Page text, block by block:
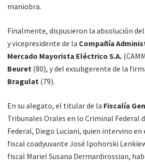
maniobra.
Finalmente, dispusieron la absolución
y vicepresidente de la Compañía
Mercado Mayorista Eléctrico S.A.
Beuret (80), y del exsubgerente de la
Bragulat (79).
En su alegato, el titular de la Fiscalía
Tribunales Orales en lo Criminal Federal
Federal, Diego Luciani, quien intervino
fiscal coadyuvante José Ipohorski
fiscal Mariel Susana Dermardirossian,